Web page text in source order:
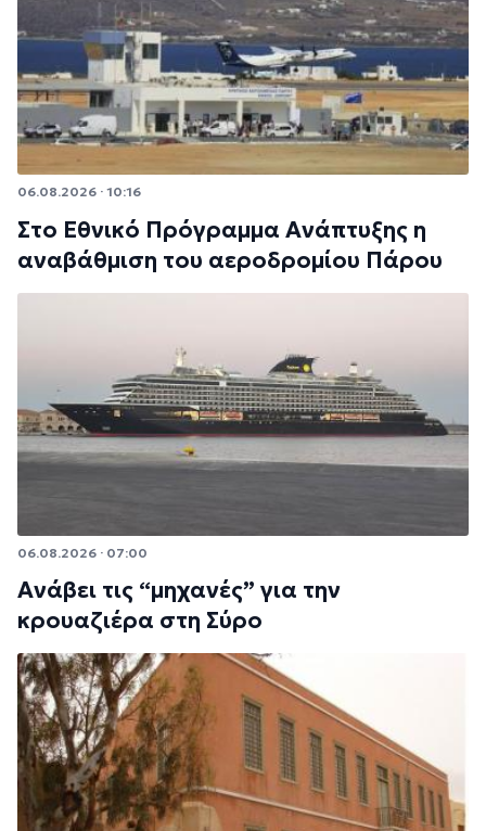
06.08.2026 · 10:16
Στο Εθνικό Πρόγραμμα Ανάπτυξης η
αναβάθμιση του αεροδρομίου Πάρου
06.08.2026 · 07:00
Ανάβει τις “μηχανές” για την
κρουαζιέρα στη Σύρο